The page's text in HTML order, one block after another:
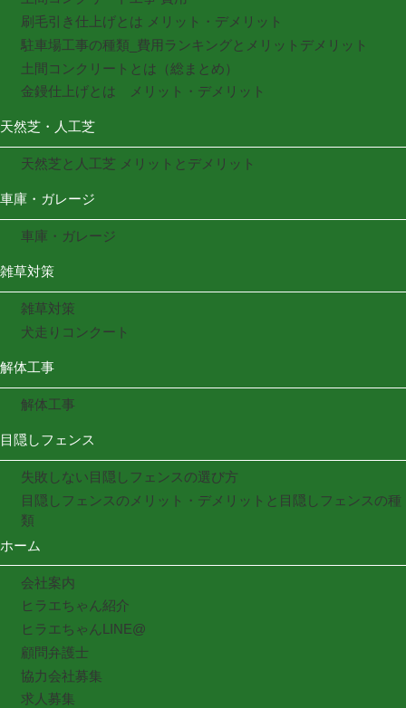
刷毛引き仕上げとは メリット・デメリット
駐車場工事の種類_費用ランキングとメリットデメリット
土間コンクリートとは（総まとめ）
金鏝仕上げとは メリット・デメリット
天然芝・人工芝
天然芝と人工芝 メリットとデメリット
車庫・ガレージ
車庫・ガレージ
雑草対策
雑草対策
犬走りコンクート
解体工事
解体工事
目隠しフェンス
失敗しない目隠しフェンスの選び方
目隠しフェンスのメリット・デメリットと目隠しフェンスの種
類
ホーム
会社案内
ヒラエちゃん紹介
ヒラエちゃんLINE@
顧問弁護士
協力会社募集
求人募集